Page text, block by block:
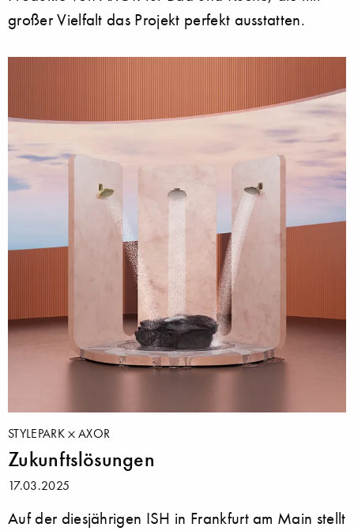
großer Vielfalt das Projekt perfekt ausstatten.
STYLEPARK AXOR
Zukunftslösungen
17.03.2025
Auf der diesjährigen ISH in Frankfurt am Main stellt